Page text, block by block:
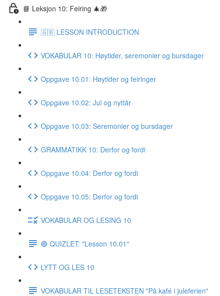
📘 Leksjon 10: Feiring 🎄🎁
🇬🇧 LESSON INTRODUCTION
VOKABULAR 10: Høytider, seremonier og bursdager
Oppgave 10.01: Høytider og feiringer
Oppgave 10.02: Jul og nyttår
Oppgave 10.03: Seremonier og bursdager
GRAMMATIKK 10: Derfor og fordi
Oppgave 10.04: Derfor og fordi
Oppgave 10.05: Derfor og fordi
VOKABULAR OG LESING 10
🔵 QUIZLET: "Lesson 10.01"
LYTT OG LES 10
VOKABULAR TIL LESETEKSTEN "På kafé i juleferien"